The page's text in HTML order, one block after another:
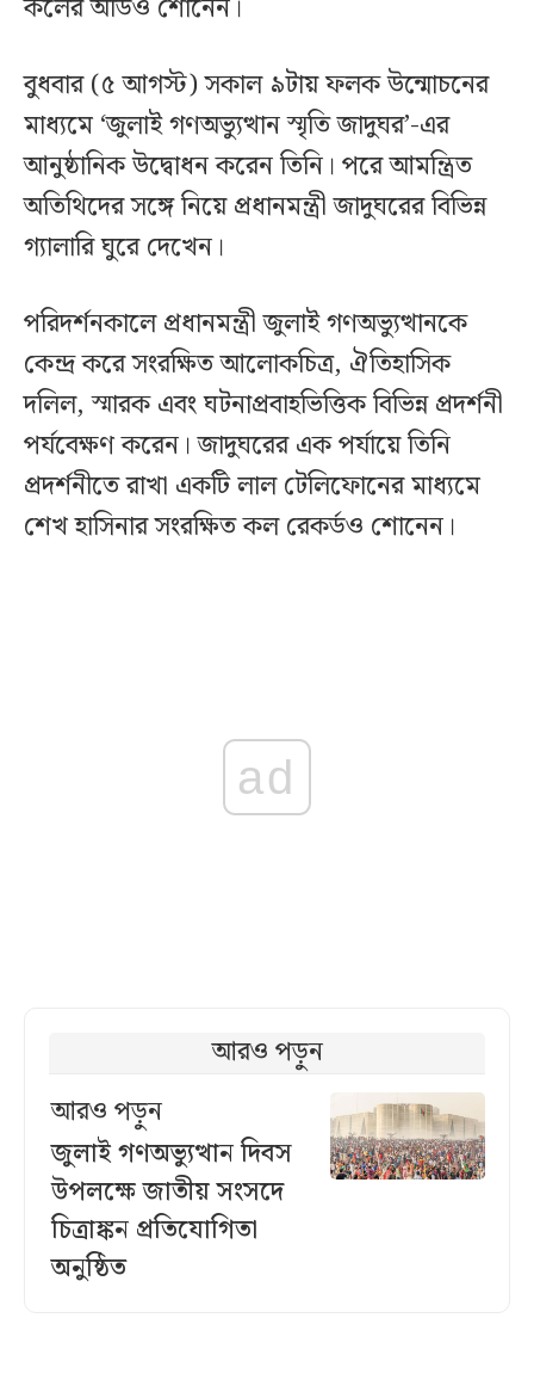
কলের অডিও শোনেন।
বুধবার (৫ আগস্ট) সকাল ৯টায় ফলক উন্মোচনের
মাধ্যমে ‘জুলাই গণঅভ্যুত্থান স্মৃতি জাদুঘর’-এর
আনুষ্ঠানিক উদ্বোধন করেন তিনি। পরে আমন্ত্রিত
অতিথিদের সঙ্গে নিয়ে প্রধানমন্ত্রী জাদুঘরের বিভিন্ন
গ্যালারি ঘুরে দেখেন।
পরিদর্শনকালে প্রধানমন্ত্রী জুলাই গণঅভ্যুত্থানকে
কেন্দ্র করে সংরক্ষিত আলোকচিত্র, ঐতিহাসিক
দলিল, স্মারক এবং ঘটনাপ্রবাহভিত্তিক বিভিন্ন প্রদর্শনী
পর্যবেক্ষণ করেন। জাদুঘরের এক পর্যায়ে তিনি
প্রদর্শনীতে রাখা একটি লাল টেলিফোনের মাধ্যমে
শেখ হাসিনার সংরক্ষিত কল রেকর্ডও শোনেন।
ad
আরও পড়ুন
আরও পড়ুন
জুলাই গণঅভ্যুত্থান দিবস
উপলক্ষে জাতীয় সংসদে
চিত্রাঙ্কন প্রতিযোগিতা
অনুষ্ঠিত